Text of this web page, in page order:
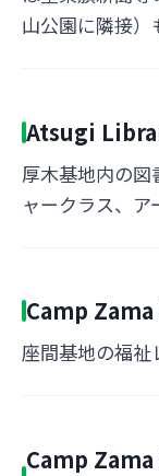
山公園に隣接）
Atsugi
厚木基地内の
ャークラス、ア
Camp Zama
座間基地の福祉
Camp